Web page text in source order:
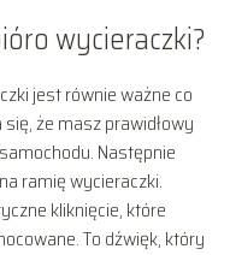
wycieraczki?
jest równie ważne co
że masz prawidłowy
Następnie
ramię wycieraczki.
kliknięcie, które
To dźwięk, który